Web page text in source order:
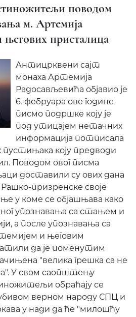
поводом
м. Артемија
његових присталица
Антицрквени сајт
монаха Артемија
Радосављевића објавио је
6. фебруара ове године
писмо подршке коју је
под утицајем нетачних
информација потписала
пустињака коју предводи
Поводом овог писма
доставили су ових дана
призренске своје
у коме се објашњава како
упознавања са стањем и
а после упознавања са
и његовим
да је поменутим
"велика грешка са не
У свом саопштењу
обраћају се
верном народу СПЦ и
у нади да ће "милошћу